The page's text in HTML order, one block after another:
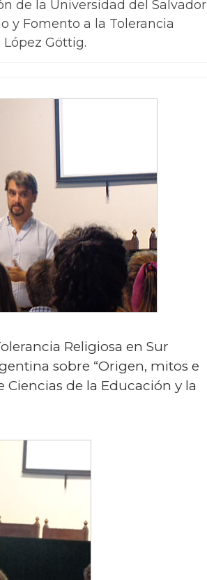
de la Universidad del Salvador
y Fomento a la Tolerancia
Göttig.
Religiosa en Sur
sobre “Origen, mitos e
de la Educación y la